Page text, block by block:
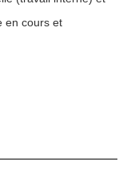
en cours et